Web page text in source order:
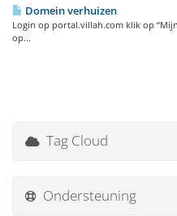
Domein verhuizen
Login op portal.villah.com klik op
op...
Tag Cloud
Ondersteuning